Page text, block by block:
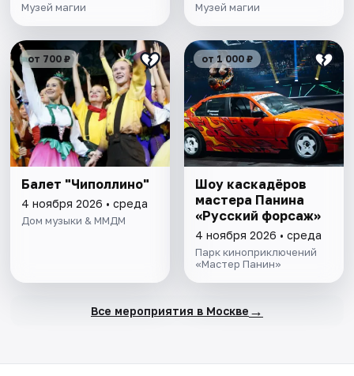
Музей магии Музей магии
от 700 ₽
Балет "Чиполлино"
4 ноября 2026 • среда
Дом музыки & ММДМ
от 1 000 ₽
Шоу каскадёров
мастера Панина
«Русский форсаж»
4 ноября 2026 • среда
Парк киноприключений
«Мастер Панин»
Все мероприятия в Москве →